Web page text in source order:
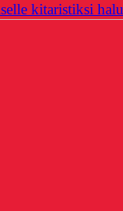
kitaristiksi